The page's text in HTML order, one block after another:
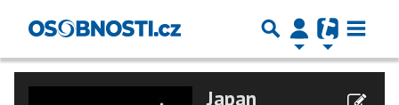
Japan